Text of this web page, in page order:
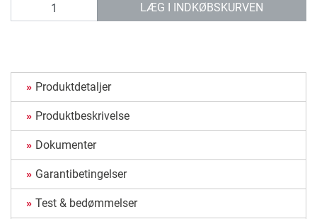
LÆG I INDKØBSKURVEN
Produktdetaljer
Produktbeskrivelse
Dokumenter
Garantibetingelser
Test & bedømmelser